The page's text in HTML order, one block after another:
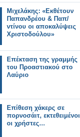
Μιχελάκης: «Εκθέτουν
Παπανδρέου & Παπ/
ντίνου οι αποκαλύψεις
Χριστοδούλου»
Επέκταση της γραμμής
του Προαστιακού στο
Λαύριο
Επίθεση χάκερς σε
πορνοσάιτ, εκτεθειμένοι
οι χρήστες...